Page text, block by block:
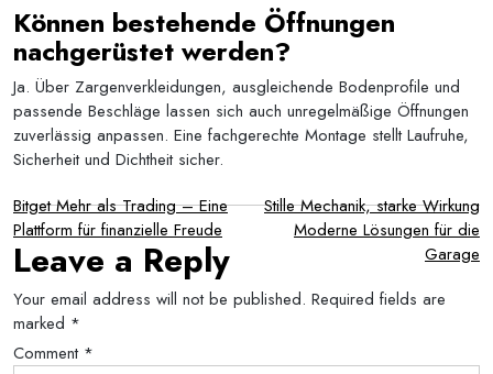
Können bestehende Öffnungen
nachgerüstet werden?
Ja. Über Zargenverkleidungen, ausgleichende Bodenprofile und
passende Beschläge lassen sich auch unregelmäßige Öffnungen
zuverlässig anpassen. Eine fachgerechte Montage stellt Laufruhe,
Sicherheit und Dichtheit sicher.
Post
navigation
Bitget Mehr als Trading – Eine
Plattform für finanzielle Freude
Stille Mechanik, starke Wirkung
Moderne Lösungen für die
Garage
Leave a Reply
Your email address will not be published. Required fields are
marked *
Comment *